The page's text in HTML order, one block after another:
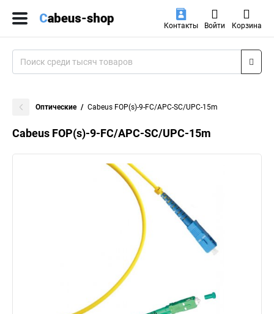
Контакты Войти Корзина
Оптические Cabeus FOP(s)-9-FC/APC-SC/UPC-15m
Cabeus FOP(s)-9-FC/APC-SC/UPC-15m